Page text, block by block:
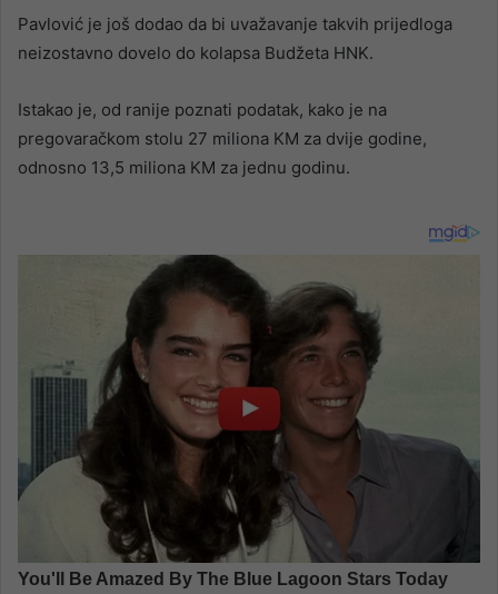
Pavlović je još dodao da bi uvažavanje takvih prijedloga
neizostavno dovelo do kolapsa Budžeta HNK.
Istakao je, od ranije poznati podatak, kako je na
pregovaračkom stolu 27 miliona KM za dvije godine,
odnosno 13,5 miliona KM za jednu godinu.